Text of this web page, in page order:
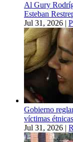
Al Gury
Esteban
Jul 31, 2026 |
Gobierno
víctimas
Jul 31, 2026 |